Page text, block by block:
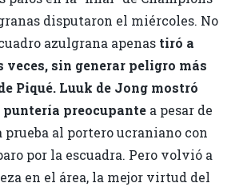
disputaron el miércoles. No
azulgrana apenastiró a
veces, sin generar peligro más
Piqué. Luuk de Jong mostró
preocupantea pesar de
prueba al portero ucraniano con
por la escuadra. Pero volvió a
en el área, la mejor virtud del